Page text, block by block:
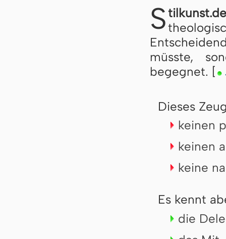
S
müsste,
begegnet. [
Dieses
keinen
keinen
keine
Es kennt
die